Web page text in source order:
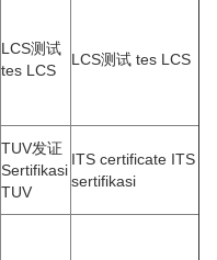
LCS测试
tes LCS
LCS测试 tes LCS
TUV发证
Sertifikasi
TUV
ITS certificate ITS
sertifikasi